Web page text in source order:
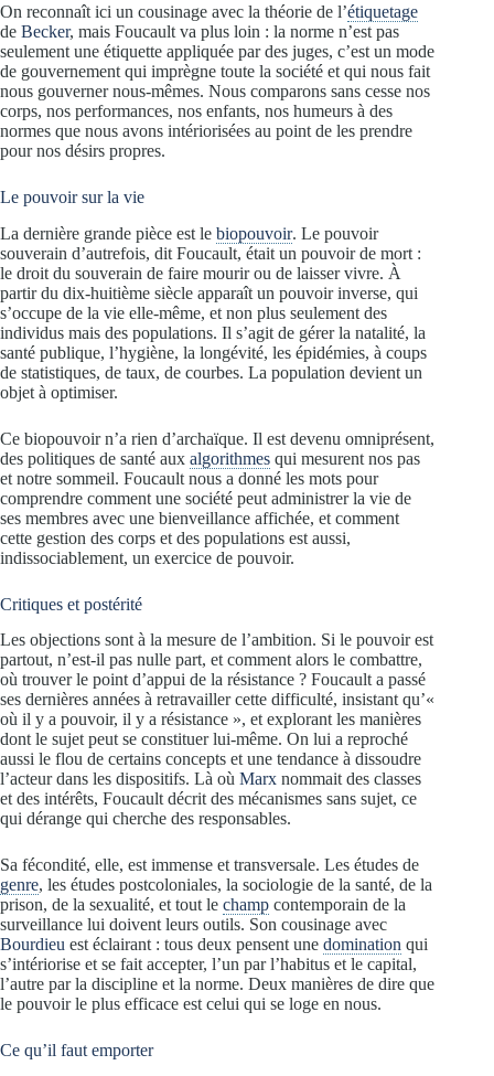
On reconnaît ici un cousinage avec la théorie de l’étiquetage
de Becker, mais Foucault va plus loin : la norme n’est pas
seulement une étiquette appliquée par des juges, c’est un mode
de gouvernement qui imprègne toute la société et qui nous fait
nous gouverner nous-mêmes. Nous comparons sans cesse nos
corps, nos performances, nos enfants, nos humeurs à des
normes que nous avons intériorisées au point de les prendre
pour nos désirs propres.
Le pouvoir sur la vie
La dernière grande pièce est le biopouvoir. Le pouvoir
souverain d’autrefois, dit Foucault, était un pouvoir de mort :
le droit du souverain de faire mourir ou de laisser vivre. À
partir du dix-huitième siècle apparaît un pouvoir inverse, qui
s’occupe de la vie elle-même, et non plus seulement des
individus mais des populations. Il s’agit de gérer la natalité, la
santé publique, l’hygiène, la longévité, les épidémies, à coups
de statistiques, de taux, de courbes. La population devient un
objet à optimiser.
Ce biopouvoir n’a rien d’archaïque. Il est devenu omniprésent,
des politiques de santé aux algorithmes qui mesurent nos pas
et notre sommeil. Foucault nous a donné les mots pour
comprendre comment une société peut administrer la vie de
ses membres avec une bienveillance affichée, et comment
cette gestion des corps et des populations est aussi,
indissociablement, un exercice de pouvoir.
Critiques et postérité
Les objections sont à la mesure de l’ambition. Si le pouvoir est
partout, n’est-il pas nulle part, et comment alors le combattre,
où trouver le point d’appui de la résistance ? Foucault a passé
ses dernières années à retravailler cette difficulté, insistant qu’«
où il y a pouvoir, il y a résistance », et explorant les manières
dont le sujet peut se constituer lui-même. On lui a reproché
aussi le flou de certains concepts et une tendance à dissoudre
l’acteur dans les dispositifs. Là où Marx nommait des classes
et des intérêts, Foucault décrit des mécanismes sans sujet, ce
qui dérange qui cherche des responsables.
Sa fécondité, elle, est immense et transversale. Les études de
genre, les études postcoloniales, la sociologie de la santé, de la
prison, de la sexualité, et tout le champ contemporain de la
surveillance lui doivent leurs outils. Son cousinage avec
Bourdieu est éclairant : tous deux pensent une domination qui
s’intériorise et se fait accepter, l’un par l’habitus et le capital,
l’autre par la discipline et la norme. Deux manières de dire que
le pouvoir le plus efficace est celui qui se loge en nous.
Ce qu’il faut emporter